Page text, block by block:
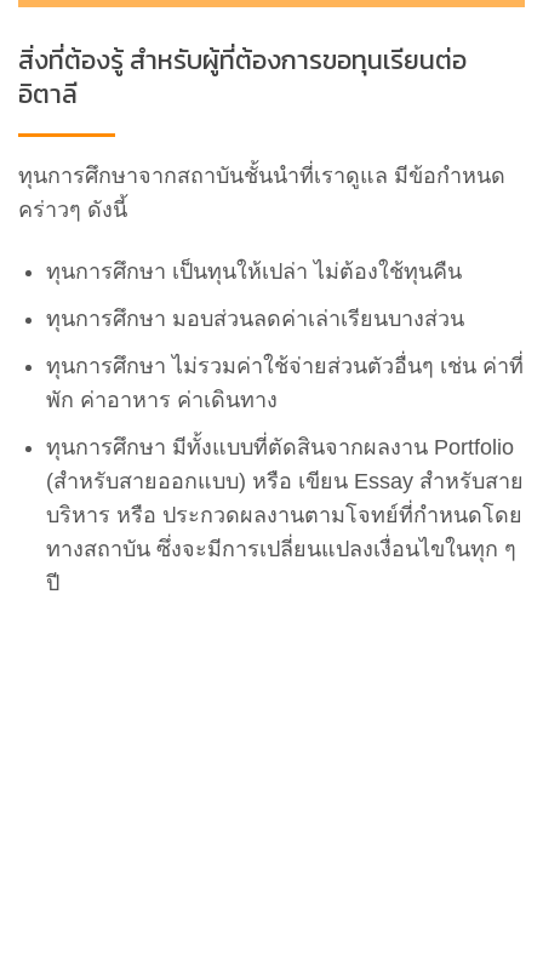
สิ่งที่ต้องรู้ สำหรับผู้ที่ต้องการขอทุนเรียนต่อ
อิตาลี
ทุนการศึกษาจากสถาบันชั้นนำที่เราดูแล มีข้อกำหนด
คร่าวๆ ดังนี้
ทุนการศึกษา เป็นทุนให้เปล่า ไม่ต้องใช้ทุนคืน
ทุนการศึกษา มอบส่วนลดค่าเล่าเรียนบางส่วน
ทุนการศึกษา ไม่รวมค่าใช้จ่ายส่วนตัวอื่นๆ เช่น ค่าที่
พัก ค่าอาหาร ค่าเดินทาง
ทุนการศึกษา มีทั้งแบบที่ตัดสินจากผลงาน Portfolio
(สำหรับสายออกแบบ) หรือ เขียน Essay สำหรับสาย
บริหาร หรือ ประกวดผลงานตามโจทย์ที่กำหนดโดย
ทางสถาบัน ซึ่งจะมีการเปลี่ยนแปลงเงื่อนไขในทุก ๆ
ปี